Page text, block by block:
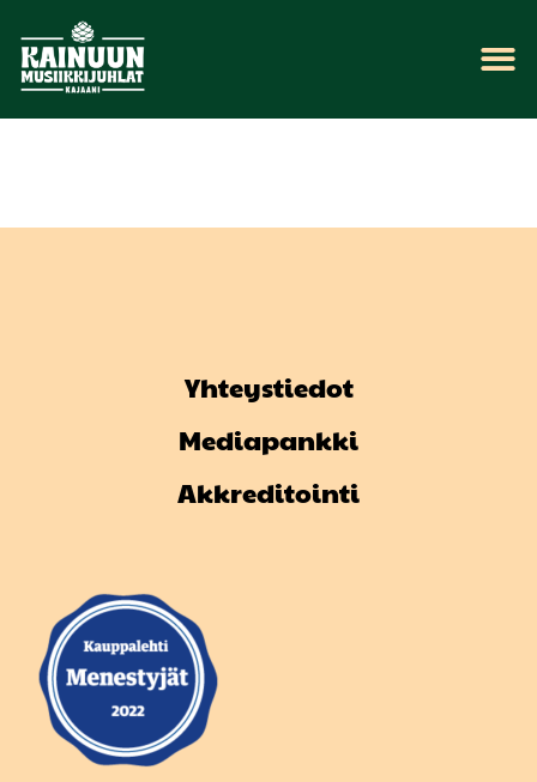
Yhteystiedot
Mediapankki
Akkreditointi